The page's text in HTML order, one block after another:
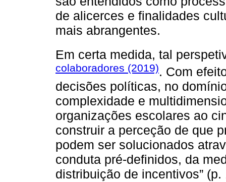
de alicerces e finalidades
mais abrangentes.
Em certa medida, tal
colaboradores (2019). Com
decisões políticas, no
complexidade e
organizações escolares ao
construir a perceção de que
podem ser solucionados
conduta pré-definidos, da
distribuição de incentivos”